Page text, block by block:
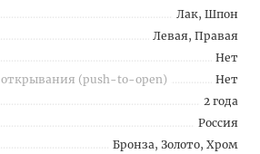
Лак, Шпон
Левая, Правая
Нет
(push-to-open)
Нет
2 года
Россия
Бронза, Золото, Хром